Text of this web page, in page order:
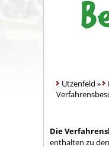
Utzenfeld »
Die
enthalten zu